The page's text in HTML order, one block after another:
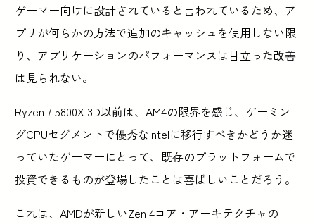
ゲーマー向けに設計されていると言われているため、ア
プリが何らかの方法で追加のキャッシュを使用しない限
り、アプリケーションのパフォーマンスは目立った改善
は見られない。
Ryzen 7 5800X 3D以前は、AM4の限界を感じ、ゲーミン
グCPUセグメントで優秀なIntelに移行すべきかどうか迷
っていたゲーマーにとって、既存のプラットフォームで
投資できるものが登場したことは喜ばしいことだろう。
これは、AMDが新しいZen 4コア・アーキテクチャの